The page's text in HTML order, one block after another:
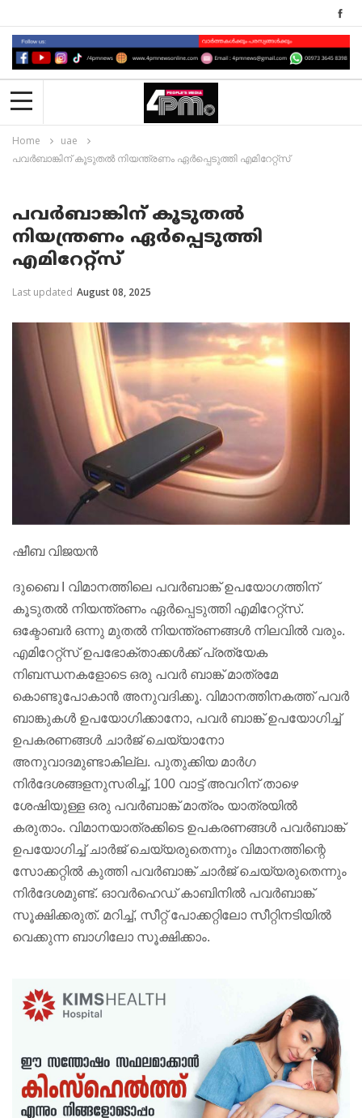
Home
uae
പവർബാങ്കിന് കൂടുതൽ നിയന്ത്രണം ഏർപ്പെടുത്തി എമിറേറ്റ്സ്
പവർബാങ്കിന് കൂടുതൽ
നിയന്ത്രണം ഏർപ്പെടുത്തി
എമിറേറ്റ്സ്
Last updated August 08, 2025
ഷീബ വിജയൻ
ദുബൈ I വിമാനത്തിലെ പവർബാങ്ക് ഉപയോഗത്തിന്
കൂടുതൽ നിയന്ത്രണം ഏർപ്പെടുത്തി എമിറേറ്റ്സ്.
ഒക്ടോബർ ഒന്നു മുതൽ നിയന്ത്രണങ്ങൾ നിലവിൽ വരും.
എമിറേറ്റ്‌സ് ഉപഭോക്താക്കൾക്ക് പ്രത്യേക
നിബന്ധനകളോടെ ഒരു പവർ ബാങ്ക് മാത്രമേ
കൊണ്ടുപോകാൻ അനുവദിക്കൂ. വിമാനത്തിനകത്ത് പവർ
ബാങ്കുകൾ ഉപയോഗിക്കാനോ, പവർ ബാങ്ക് ഉപയോഗിച്ച്
ഉപകരണങ്ങൾ ചാർജ് ചെയ്യാനോ
അനുവാദമുണ്ടാകില്ല. പുതുക്കിയ മാർഗ
നിർദേശങ്ങളനുസരിച്ച്, 100 വാട്ട് അവറിന് താഴെ
ശേഷിയുള്ള ഒരു പവർബാങ്ക് മാത്രം യാത്രയിൽ
കരുതാം. വിമാനയാത്രക്കിടെ ഉപകരണങ്ങൾ പവർബാങ്ക്
ഉപയോഗിച്ച് ചാർജ് ചെയ്യരുതെന്നും വിമാനത്തിന്റെ
സോക്കറ്റിൽ കുത്തി പവർബാങ്ക് ചാർജ് ചെയ്യരുതെന്നും
നിർദേശമുണ്ട്. ഓവർഹെഡ് കാബിനിൽ പവർബാങ്ക്
സൂക്ഷിക്കരുത്. മറിച്ച്, സീറ്റ് പോക്കറ്റിലോ സീറ്റിനടിയിൽ
വെക്കുന്ന ബാഗിലോ സൂക്ഷിക്കാം.